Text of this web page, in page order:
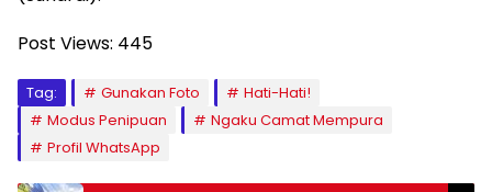
Post Views: 445
Tag: Gunakan Foto
Hati-Hati!
Modus Penipuan
Ngaku Camat Mempura
Profil WhatsApp